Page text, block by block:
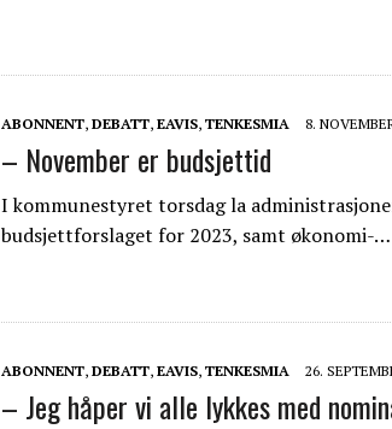
ABONNENT, DEBATT, EAVIS, TENKESMIA 8.
– November er budsjettid
I kommunestyret torsdag la
budsjettforslaget for 2023, samt økonomi-…
ABONNENT, DEBATT, EAVIS, TENKESMIA 26.
– Jeg håper vi alle lykkes med